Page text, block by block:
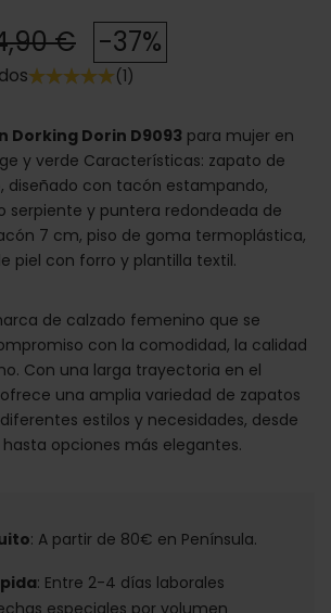
€ -37%
(1)
Dorking Dorin D9093 para mujer en
y verde Características: zapato de
diseñado con tacón estampando,
serpiente y puntera redondeada de
7 cm, piso de goma termoplástica,
piel con forro y plantilla textil.
de calzado femenino que se
con la comodidad, la calidad
Con una larga trayectoria en el
una amplia variedad de zapatos
estilos y necesidades, desde
opciones más elegantes.
: A partir de 80€ en Península.
: Entre 2-4 días laborales
especiales por volumen